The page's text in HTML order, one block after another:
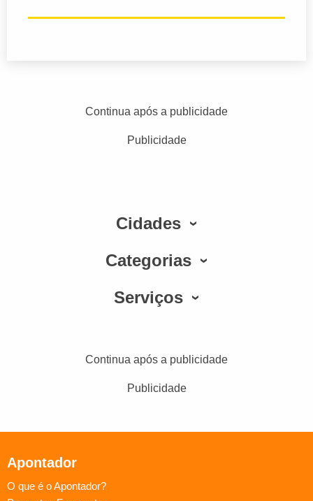
Continua após a publicidade
Publicidade
Cidades
Categorias
Serviços
Continua após a publicidade
Publicidade
Apontador
O que é o Apontador?